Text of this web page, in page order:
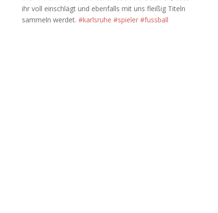
ihr voll einschlägt und ebenfalls mit uns fleißig Titeln
sammeln werdet. #karlsruhe #spieler #fussball